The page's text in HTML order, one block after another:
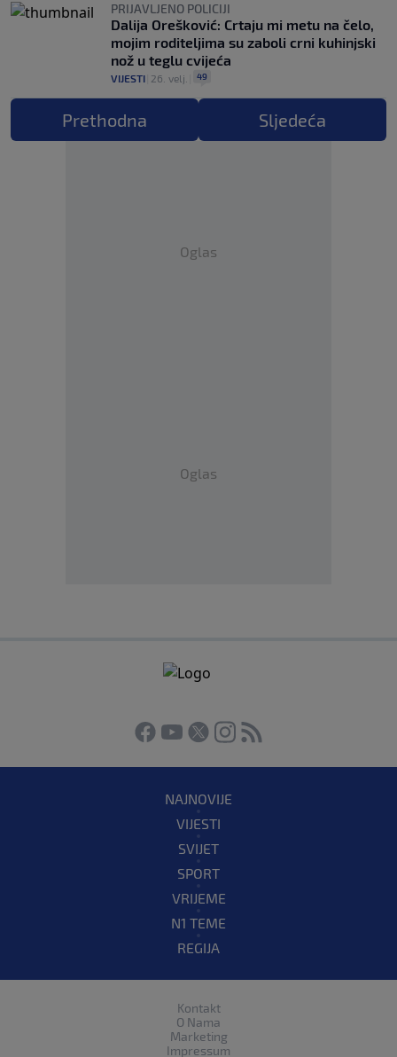
PRIJAVLJENO POLICIJI
Dalija Orešković: Crtaju mi metu na čelo,
mojim roditeljima su zaboli crni kuhinjski
nož u teglu cvijeća
VIJESTI 26. velj. 49
Prethodna Sljedeća
Oglas
Oglas
NAJNOVIJE
VIJESTI
SVIJET
SPORT
VRIJEME
N1 TEME
REGIJA
Kontakt
O Nama
Marketing
Impressum